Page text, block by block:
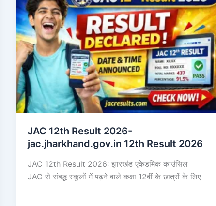
JAC 12th Result 2026-
jac.jharkhand.gov.in 12th Result 2026
JAC 12th Result 2026: झारखंड एकेडमिक काउंसिल
JAC से संबद्ध स्कूलों में पढ़ने वाले कक्षा 12वीं के छात्रों के लिए